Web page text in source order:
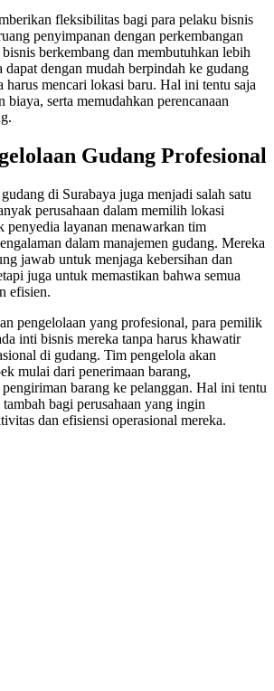
fleksibilitas bagi para pelaku bisnis
penyimpanan dengan perkembangan
berkembang dan membutuhkan lebih
dapat dengan mudah berpindah ke gudang
harus mencari lokasi baru. Hal ini tentu saja
biaya, serta memudahkan perencanaan
Gudang Profesional
di Surabaya juga menjadi salah satu
perusahaan dalam memilih lokasi
penyedia layanan menawarkan tim
dalam manajemen gudang. Mereka
jawab untuk menjaga kebersihan dan
juga untuk memastikan bahwa semua
efisien.
pengelolaan yang profesional, para pemilik
inti bisnis mereka tanpa harus khawatir
di gudang. Tim pengelola akan
mulai dari penerimaan barang,
barang ke pelanggan. Hal ini tentu
bagi perusahaan yang ingin
dan efisiensi operasional mereka.